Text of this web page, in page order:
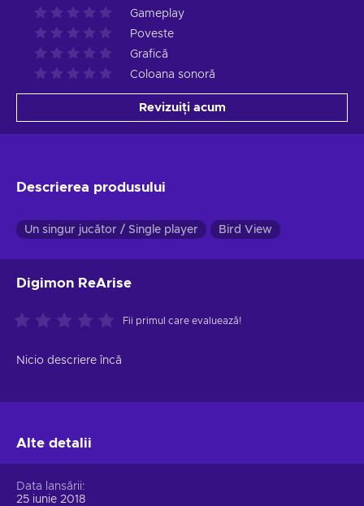
Gameplay
Poveste
Grafică
Coloana sonoră
Revizuiți acum
Descrierea produsului
Un singur jucător / Single player Bird View
Digimon ReArise
Fii primul care evaluează!
Nicio descriere încă
Alte detalii
Data lansării
25 iunie 2018